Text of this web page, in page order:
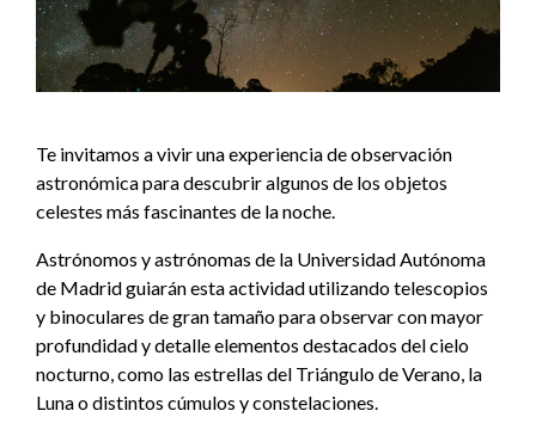
Te invitamos a vivir una experiencia de observación
astronómica para descubrir algunos de los objetos
celestes más fascinantes de la noche.
Astrónomos y astrónomas de la Universidad Autónoma
de Madrid guiarán esta actividad utilizando telescopios
y binoculares de gran tamaño para observar con mayor
profundidad y detalle elementos destacados del cielo
nocturno, como las estrellas del Triángulo de Verano, la
Luna o distintos cúmulos y constelaciones.